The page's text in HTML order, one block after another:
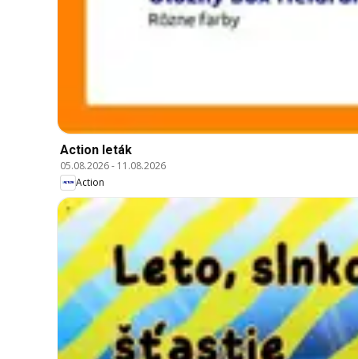
Action leták
05.08.2026- 11.08.2026
Action